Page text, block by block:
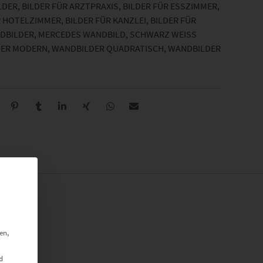
, BILDER FÜR ARZTPRAXIS, BILDER FÜR ESSZIMMER,
HOTELZIMMER, BILDER FÜR KANZLEI, BILDER FÜR
, MERCEDES WANDBILD, SCHWARZ WEISS B
MODERN, WANDBILDER QUADRATISCH, WANDBILDER